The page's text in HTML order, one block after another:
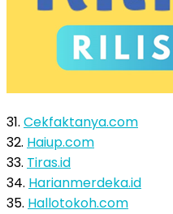
31. Cekfaktanya.com
32. Haiup.com
33. Tiras.id
34. Harianmerdeka.id
35. Hallotokoh.com